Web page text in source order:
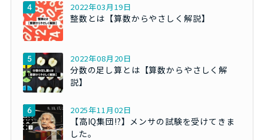
2022年03月19日
整数とは【算数からやさしく解説】
2022年08月20日
分数の足し算とは【算数からやさしく解
説】
2025年11月02日
【高IQ集団!?】メンサの試験を受けてきま
した。